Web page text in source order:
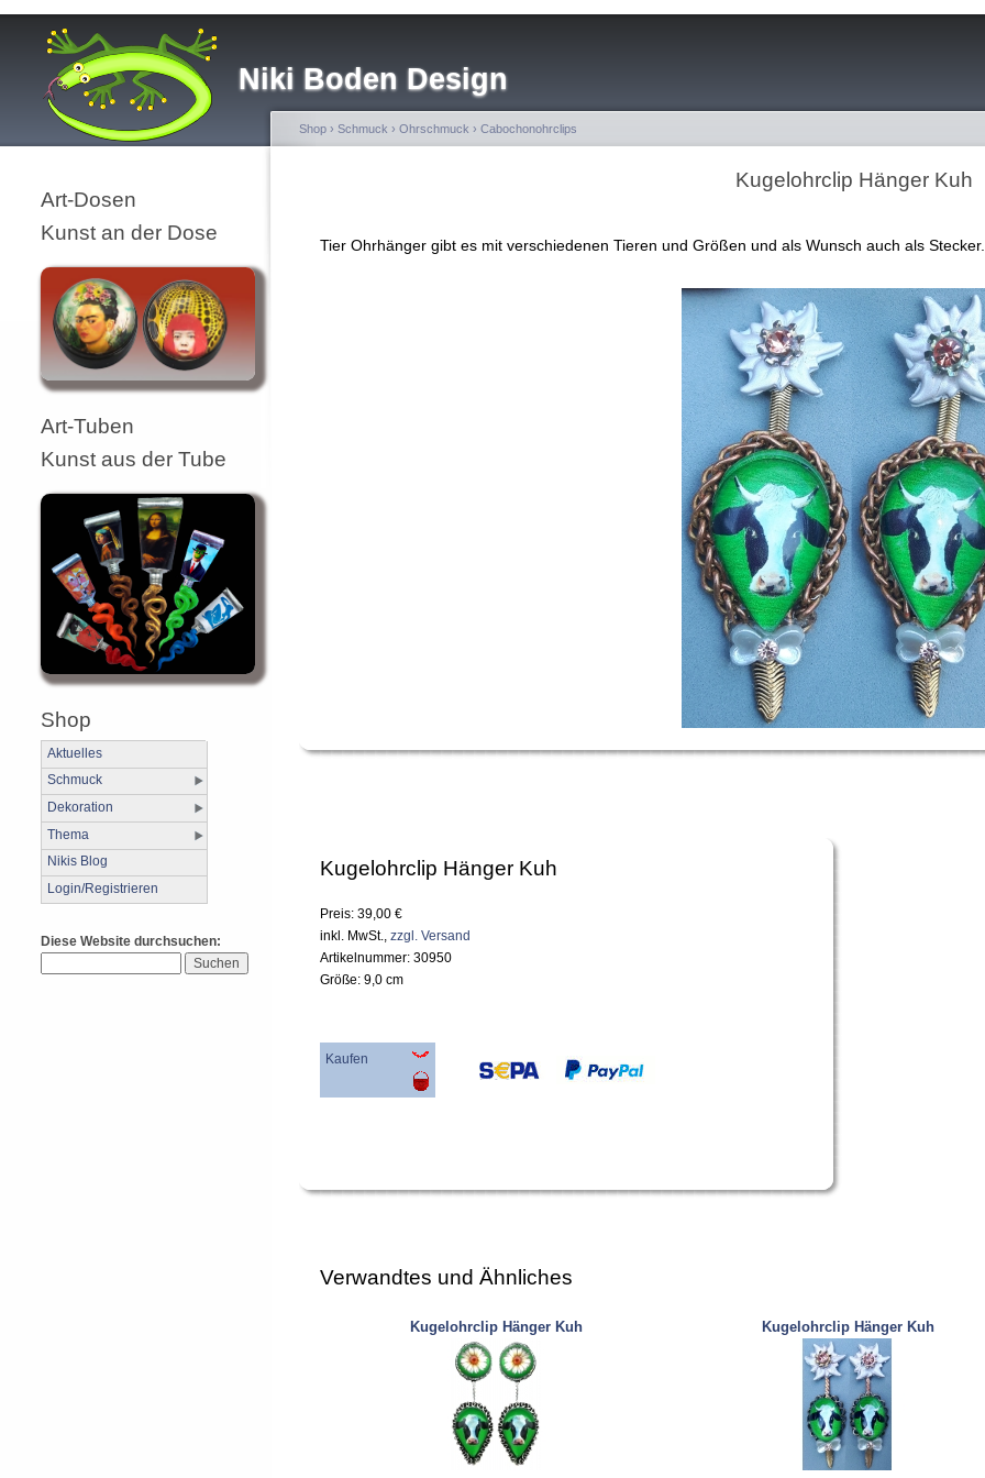
Niki Boden Design
Art-Dosen
Kunst an der Dose
Art-Tuben
Kunst aus der Tube
Shop
Aktuelles
Schmuck
Dekoration
Thema
Nikis Blog
Login/Registrieren
Diese Website durchsuchen:
Shop › Schmuck › Ohrschmuck › Cabochonohrclips
Kugelohrclip Hänger Kuh
Tier Ohrhänger gibt es mit verschiedenen Tieren und Größen und als Wunsch auch als Stecker.
Kugelohrclip Hänger Kuh
Preis: 39,00 €
inkl. MwSt., zzgl. Versand
Artikelnummer: 30950
Größe: 9,0 cm
Kaufen
Verwandtes und Ähnliches
Kugelohrclip Hänger Kuh Kugelohrclip Hänger Kuh